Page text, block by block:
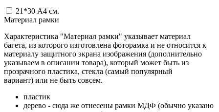
21*30 А4 см.
Материал рамки
Характеристика "Материал рамки" указывает материал
багета, из которого изготовлена фоторамка и не относится к
материалу защитного экрана изображения (дополнительно
указываем в описании товара), который может быть из
прозрачного пластика, стекла (самый популярный
вариант) или не быть совсем.
пластик
дерево - сюда же отнесены рамки МДФ (обычно указано